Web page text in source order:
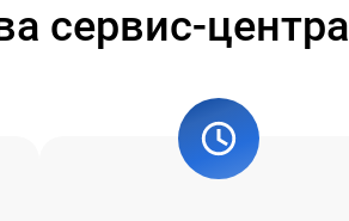
сервис-центра